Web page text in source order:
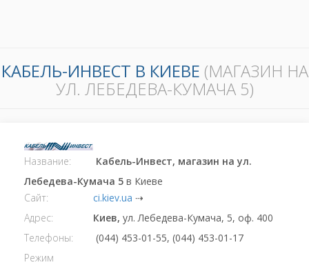
КАБЕЛЬ-ИНВЕСТ В КИЕВЕ (МАГАЗИН НА
УЛ. ЛЕБЕДЕВА-КУМАЧА 5)
Название:
Кабель-Инвест, магазин на ул.
Лебедева-Кумача 5 в Киеве
Сайт:
ci.kiev.ua ⇢
Адрес:
Киев, ул. Лебедева-Кумача, 5, оф. 400
Телефоны:
(044) 453-01-55, (044) 453-01-17
Режим